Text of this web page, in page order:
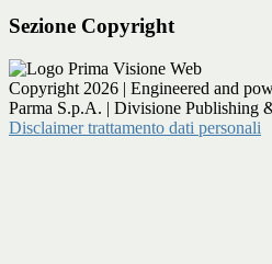
Sezione Copyright
Copyright 2026 | Engineered and
Parma S.p.A. | Divisione Publishing
Disclaimer trattamento dati personali